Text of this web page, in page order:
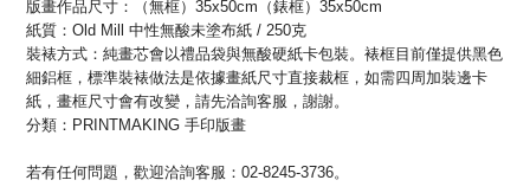
版畫作品尺寸：
（無框） 35x50cm （錶框） 35x50cm
紙質：Old Mill 中性無酸未塗布紙 / 250克
裝裱方式： 純畫芯會 以禮品袋與無酸硬紙卡包裝。裱框目前僅提供黑色
細鋁框，標準裝裱做法是依據畫紙尺寸直接裁框，如需四周加裝邊卡
紙，畫框尺寸會有改變，請先洽詢客服，謝謝。
分類： PRINTMAKING 手印版畫
若有任何問題，歡迎洽詢客服：02-8245-3736。